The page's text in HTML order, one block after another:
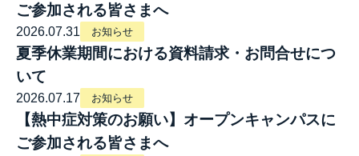
ご参加される皆さまへ
2026.07.31 お知らせ
夏季休業期間における資料請求・お問合せにつ
いて
2026.07.17 お知らせ
【熱中症対策のお願い】オープンキャンパスに
ご参加される皆さまへ